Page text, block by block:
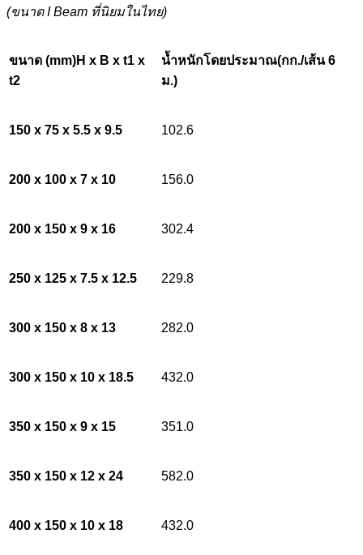
(ขนาด I Beam ที่นิยมในไทย)
ขนาด (mm)H x B x t1 x
t2
น้ำหนักโดยประมาณ(กก./เส้น 6
ม.)
150 x 75 x 5.5 x 9.5 102.6
200 x 100 x 7 x 10 156.0
200 x 150 x 9 x 16 302.4
250 x 125 x 7.5 x 12.5 229.8
300 x 150 x 8 x 13 282.0
300 x 150 x 10 x 18.5 432.0
350 x 150 x 9 x 15 351.0
350 x 150 x 12 x 24 582.0
400 x 150 x 10 x 18 432.0